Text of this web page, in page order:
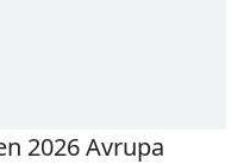
2026 Avrupa